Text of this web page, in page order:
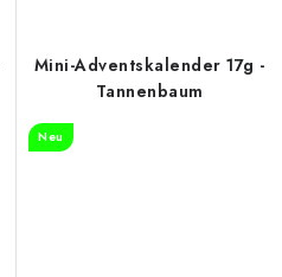
Mini-Adventskalender 17g -
Tannenbaum
Neu